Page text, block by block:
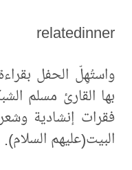
relatedinner
واستُهِلّ الحفل
بها القارئ مسلم
فقرات إنشادية
البيت(عليهم السلام).